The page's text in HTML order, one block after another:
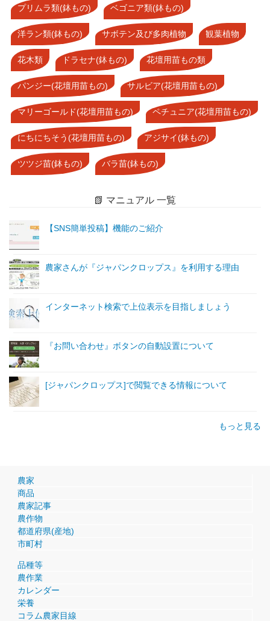
プリムラ類(鉢もの) ベゴニア類(鉢もの)
洋ラン類(鉢もの) サボテン及び多肉植物 観葉植物
花木類 ドラセナ(鉢もの) 花壇用苗もの類
パンジー(花壇用苗もの) サルビア(花壇用苗もの)
マリーゴールド(花壇用苗もの) ペチュニア(花壇用苗もの)
にちにちそう(花壇用苗もの) アジサイ(鉢もの)
ツツジ苗(鉢もの) バラ苗(鉢もの)
📗 マニュアル 一覧
【SNS簡単投稿】機能のご紹介
農家さんが『ジャパンクロップス』を利用する理由
インターネット検索で上位表示を目指しましょう
『お問い合わせ』ボタンの自動設置について
[ジャパンクロップス]で閲覧できる情報について
もっと見る
農家
商品
農家記事
農作物
都道府県(産地)
市町村
品種等
農作業
カレンダー
栄養
コラム農家目線